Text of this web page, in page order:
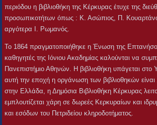
περιόδου η βιβλιοθήκη της Κέρκυρας έτυχε της
προσωπικοτήτων όπως : Κ. Ασώπιος, Π.
αργότερα Ι. Ρωμανός.
Το 1864 πραγματοποιήθηκε η Ένωση της
καθηγητές της Ιόνιου Ακαδημίας καλούνται να
Πανεπιστήμιο Αθηνών. Η βιβλιοθήκη υπάγεται στο
αυτή την εποχή η οργάνωση των βιβλιοθηκών
στην Ελλάδα, η Δημόσια Βιβλιοθήκη Κέρκυρας
εμπλουτίζεται χάρη σε δωρεές Κερκυραίων και
και εσόδων του Πετριδείου κληροδοτήματος.